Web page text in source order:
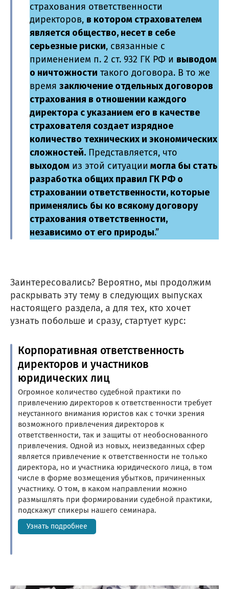
страхования ответственности
директоров, в котором страхователем
является общество, несет в себе
серьезные риски, связанные с
применением п. 2 ст. 932 ГК РФ и выводом
о ничтожности такого договора. В то же
времязаключение отдельных договоров
страхования в отношении каждого
директора с указанием его в качестве
страхователя создает изрядное
количество технических и экономических
сложностей. Представляется, что
выходом из этой ситуации могла бы стать
разработка общих правил ГК РФ о
страховании ответственности, которые
применялись бы ко всякому договору
страхования ответственности,
независимо от его природы.”
Заинтересовались? Вероятно, мы продолжим
раскрывать эту тему в следующих выпусках
настоящего раздела, а для тех, кто хочет
узнать побольше и сразу, стартует курс:
Корпоративная ответственность
директоров и участников
юридических лиц
Огромное количество судебной практики по
привлечению директоров к ответственности требует
неустанного внимания юристов как с точки зрения
возможного привлечения директоров к
ответственности, так и защиты от необоснованного
привлечения. Одной из новых, неизведанных сфер
является привлечение к ответственности не только
директора, но и участника юридического лица, в том
числе в форме возмещения убытков, причиненных
участнику. О том, в каком направлении можно
размышлять при формировании судебной практики,
подскажут спикеры нашего семинара.
Узнать подробнее
проблемы
с сайтом или
заметили ошибку?